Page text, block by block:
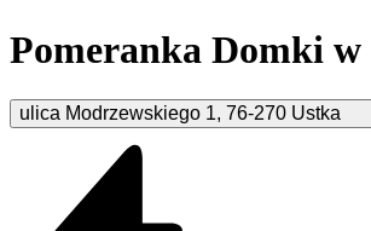
Pomeranka Domki w
ulica Modrzewskiego 1, 76-270 Ustka